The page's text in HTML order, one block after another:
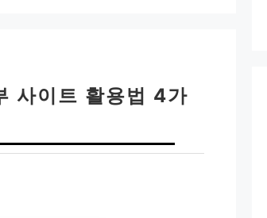
사이트 활용법 4가